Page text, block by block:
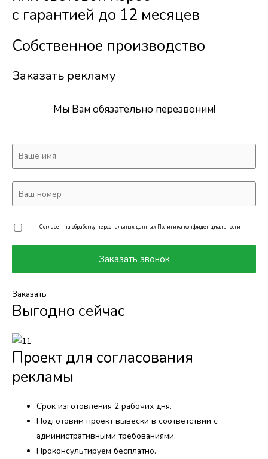
с гарантией до 12 месяцев
Собственное производство
Заказать рекламу
Мы Вам обязательно перезвоним!
Согласен на обработку персональных данных Политика конфиденциальности
Заказать
Выгодно сейчас
Проект для согласования
рекламы
Срок изготовления 2 рабочих дня.
Подготовим проект вывески в соответствии с
административными требованиями.
Проконсультируем бесплатно.